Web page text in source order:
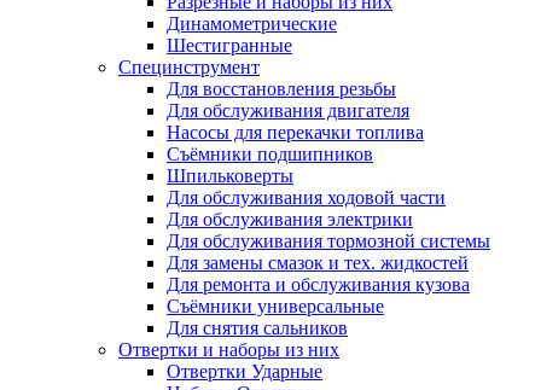
Динамометрические
Шестигранные
Специнструмент
Для восстановления резьбы
Для обслуживания двигателя
Насосы для перекачки топлива
Съёмники подшипников
Шпильковерты
Для обслуживания ходовой части
Для обслуживания электрики
Для обслуживания тормозной системы
Для замены смазок и тех. жидкостей
Для ремонта и обслуживания кузова
Съёмники универсальные
Для снятия сальников
Отвертки и наборы из них
Отвертки Ударные